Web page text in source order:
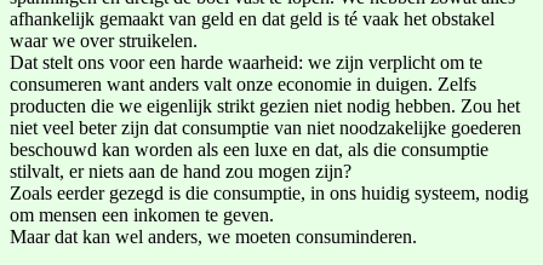
afhankelijk gemaakt van geld en dat geld is té vaak het obstakel
waar we over struikelen.
Dat stelt ons voor een harde waarheid: we zijn verplicht om te
consumeren want anders valt onze economie in duigen. Zelfs
producten die we eigenlijk strikt gezien niet nodig hebben. Zou het
niet veel beter zijn dat consumptie van niet noodzakelijke goederen
beschouwd kan worden als een luxe en dat, als die consumptie
stilvalt, er niets aan de hand zou mogen zijn?
Zoals eerder gezegd is die consumptie, in ons huidig systeem, nodig
om mensen een inkomen te geven.
Maar dat kan wel anders, we moeten consuminderen.